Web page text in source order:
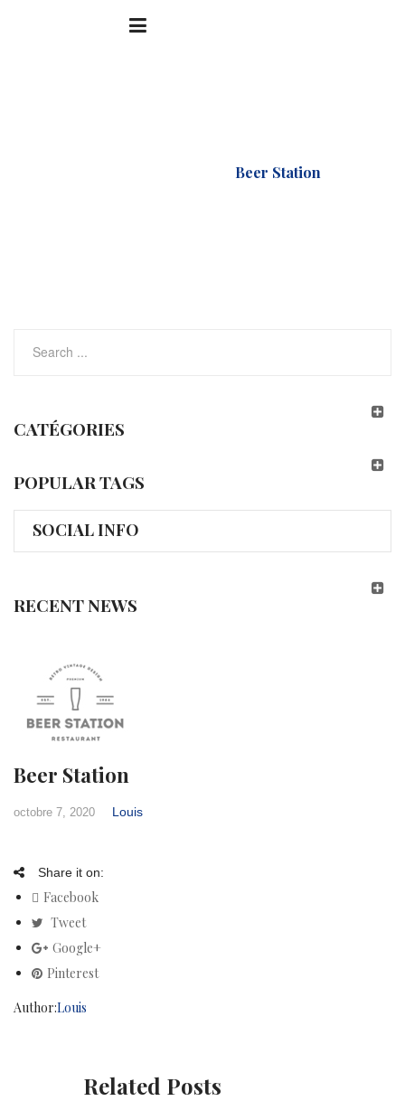
Beer Station
CATÉGORIES
POPULAR TAGS
SOCIAL INFO
RECENT NEWS
Beer Station
octobre 7, 2020 Louis
Share it on:
Facebook
Tweet
Google+
Pinterest
Author:Louis
Related Posts